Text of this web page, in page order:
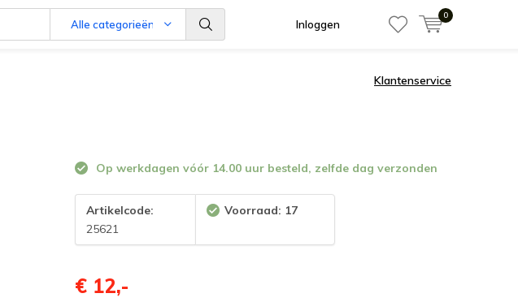
Alle categorieën Inloggen
0
Klantenservice
Op werkdagen vóór 14.00 uur besteld, zelfde dag verzonden
Artikelcode:
25621
Voorraad: 17
€ 12,-